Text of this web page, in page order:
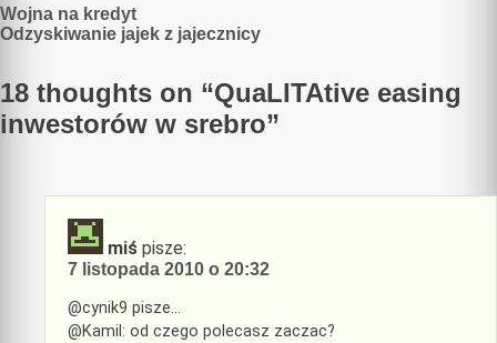
Nawigacja
wpisu
Wojna na kredyt
Odzyskiwanie jajek z jajecznicy
18 thoughts on “QuaLITAtive easing
inwestorów w srebro”
miś pisze:
7 listopada 2010 o 20:32
@cynik9 pisze…
@Kamil: od czego polecasz zaczac?